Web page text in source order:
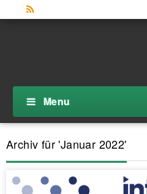
Menu
Archiv für 'Januar 2022'